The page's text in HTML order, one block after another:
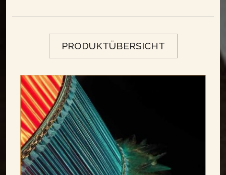
PRODUKTÜBERSICHT